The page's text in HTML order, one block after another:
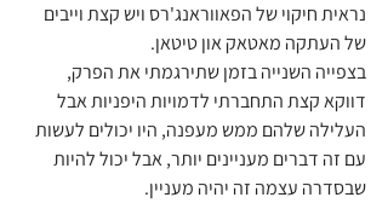
נראית חיקוי של הפאווראנג'רס ויש קצת וייבים
של העתקה מאטאק און טיטאן.
בצפייה השנייה בזמן שתירגמתי את הפרק,
דווקא קצת התחברתי לדמויות היפניות אבל
העלילה שלהם ממש מעפנה, היו יכולים לעשות
עם זה דברים מעניינים יותר, אבל יכול להיות
שבסדרה עצמה זה יהיה מעניין.